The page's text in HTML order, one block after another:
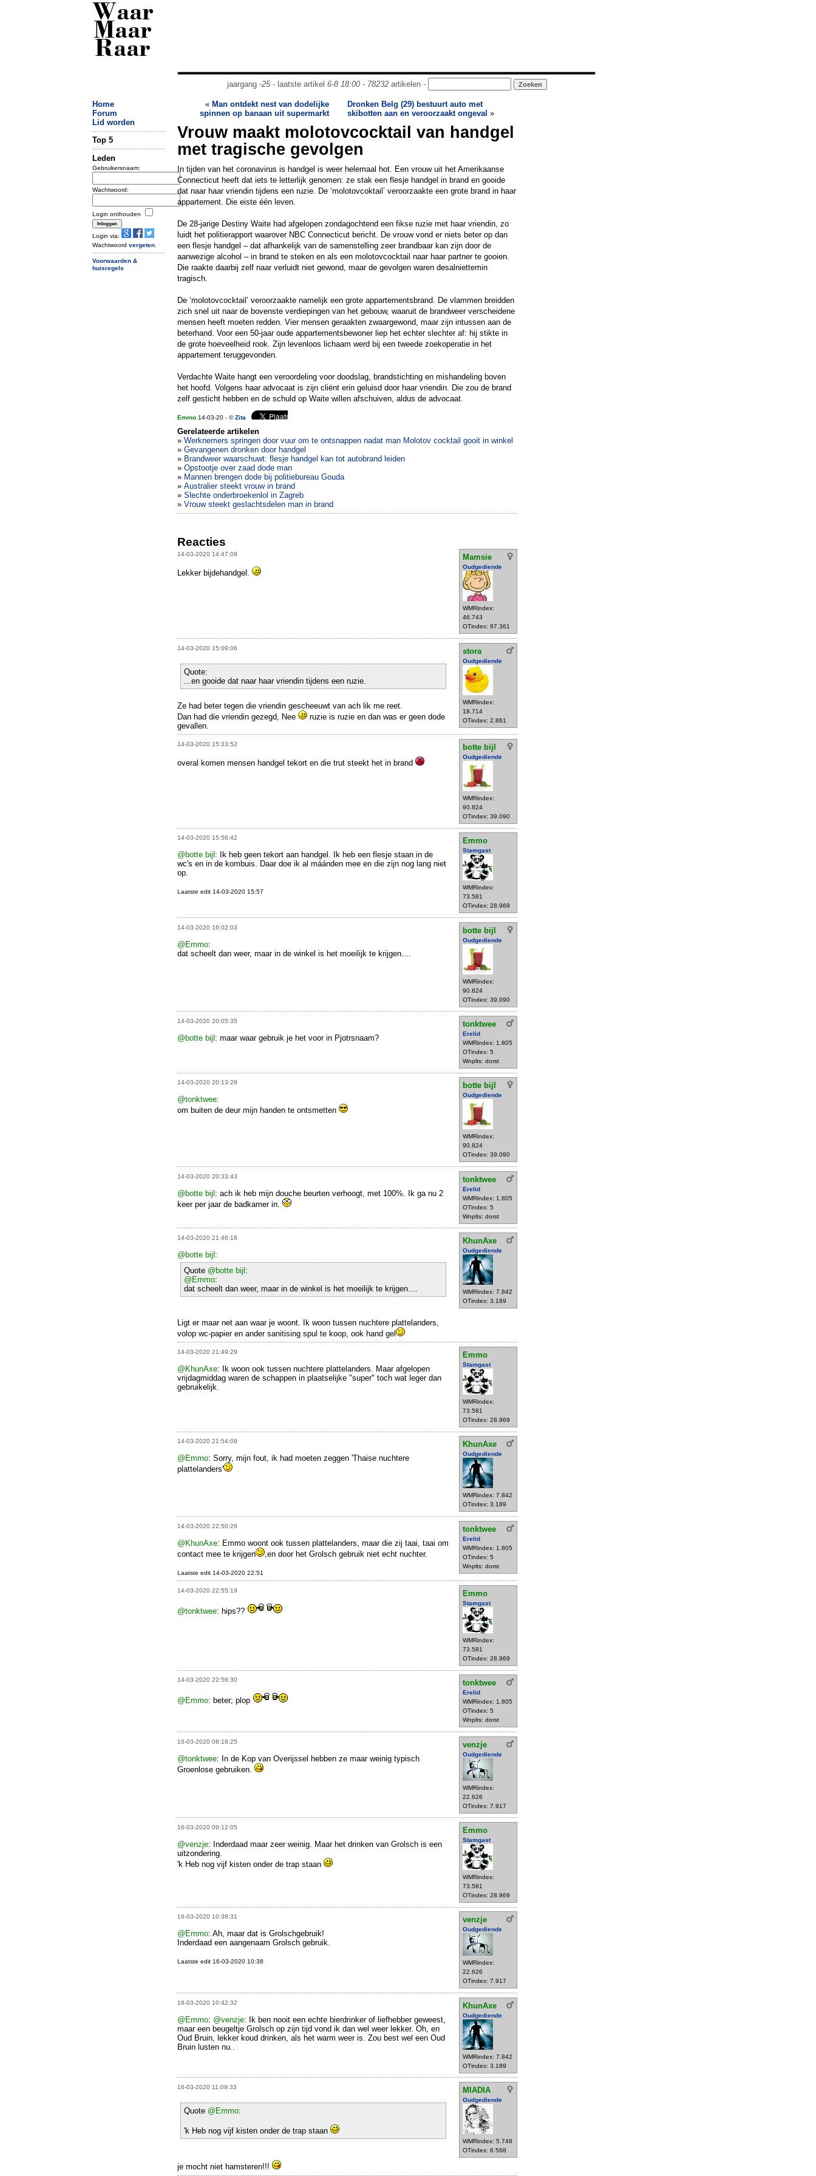
Waar
Maar
Raar
jaargang -25- laatste artikel 6-8 18:00- 78232artikelen -
Home
Forum
Lid worden
Top 5
Leden
Gebruikersnaam:
Wachtwoord:
Login onthouden
Login via:
Wachtwoord vergeten
Voorwaarden &
huisregels
« Man ontdekt nest van dodelijke
spinnen op banaan uit supermarkt
Dronken Belg (29) bestuurt auto met
skibotten aan en veroorzaakt ongeval »
Vrouw maakt molotovcocktail van handgel
met tragische gevolgen
In tijden van het coronavirus is handgel is weer helemaal hot. Een vrouw uit het Amerikaanse
Connecticut heeft dat iets te letterlijk genomen: ze stak een flesje handgel in brand en gooide
dat naar haar vriendin tijdens een ruzie. De ‘molotovcoktail’ veroorzaakte een grote brand in haar
appartement. Die eiste één leven.
De 28-jarige Destiny Waite had afgelopen zondagochtend een fikse ruzie met haar vriendin, zo
luidt het politierapport waarover NBC Connecticut bericht. De vrouw vond er niets beter op dan
een flesje handgel – dat afhankelijk van de samenstelling zeer brandbaar kan zijn door de
aanwezige alcohol – in brand te steken en als een molotovcocktail naar haar partner te gooien.
Die raakte daarbij zelf naar verluidt niet gewond, maar de gevolgen waren desalniettemin
tragisch.
De ‘molotovcocktail’ veroorzaakte namelijk een grote appartementsbrand. De vlammen breidden
zich snel uit naar de bovenste verdiepingen van het gebouw, waaruit de brandweer verscheidene
mensen heeft moeten redden. Vier mensen geraakten zwaargewond, maar zijn intussen aan de
beterhand. Voor een 50-jaar oude appartementsbewoner liep het echter slechter af: hij stikte in
de grote hoeveelheid rook. Zijn levenloos lichaam werd bij een tweede zoekoperatie in het
appartement teruggevonden.
Verdachte Waite hangt een veroordeling voor doodslag, brandstichting en mishandeling boven
het hoofd. Volgens haar advocaat is zijn cliënt erin geluisd door haar vriendin. Die zou de brand
zelf gesticht hebben en de schuld op Waite willen afschuiven, aldus de advocaat.
Emmo 14-03-20 - ©Zita
Gerelateerde artikelen
» Werknemers springen door vuur om te ontsnappen nadat man Molotov cocktail gooit in winkel
» Gevangenen dronken door handgel
» Brandweer waarschuwt: flesje handgel kan tot autobrand leiden
» Opstootje over zaad dode man
» Mannen brengen dode bij politiebureau Gouda
» Australier steekt vrouw in brand
» Slechte onderbroekenlol in Zagreb
» Vrouw steekt geslachtsdelen man in brand
Reacties
14-03-2020 14:47:09 Mamsie
Oudgediende
WMRindex:
46.743
OTindex: 97.361
Lekker bijdehandgel.
14-03-2020 15:09:06 stora
Oudgediende
WMRindex:
18.714
OTindex: 2.861
Quote:
...en gooide dat naar haar vriendin tijdens een ruzie.
Ze had beter tegen die vriendin gescheeuwt van ach lik me reet.
Dan had die vriendin gezegd, Nee
ruzie is ruzie en dan was er geen dode
gevallen.
14-03-2020 15:33:52 botte bijl
Oudgediende
WMRindex:
90.824
OTindex: 39.090
overal komen mensen handgel tekort en die trut steekt het in brand
14-03-2020 15:56:42 Emmo
Stamgast
WMRindex:
73.581
OTindex: 28.969
@botte bijl : Ik heb geen tekort aan handgel. Ik heb een flesje staan in de
wc's en in de kombuis. Daar doe ik al máánden mee en die zijn nog lang niet
op.
Laatste edit 14-03-2020 15:57
14-03-2020 16:02:03 botte bijl
Oudgediende
WMRindex:
90.824
OTindex: 39.090
@Emmo:
dat scheelt dan weer, maar in de winkel is het moeilijk te krijgen....
14-03-2020 20:05:35 tonktwee
Erelid
WMRindex: 1.805
OTindex: 5
Wnplts: dorst
@botte bijl : maar waar gebruik je het voor in Pjotrsnaam?
14-03-2020 20:13:29 botte bijl
Oudgediende
WMRindex:
90.824
OTindex: 39.090
@tonktwee:
om buiten de deur mijn handen te ontsmetten
14-03-2020 20:33:43 tonktwee
Erelid
WMRindex: 1.805
OTindex: 5
Wnplts: dorst
@botte bijl: ach ik heb mijn douche beurten verhoogt, met 100%. Ik ga nu 2
keer per jaar de badkamer in.
14-03-2020 21:46:16 KhunAxe
Oudgediende
WMRindex: 7.842
OTindex: 3.189
@botte bijl :
Quote @botte bijl :
@Emmo:
dat scheelt dan weer, maar in de winkel is het moeilijk te krijgen....
Ligt er maar net aan waar je woont. Ik woon tussen nuchtere plattelanders,
volop wc-papier en ander sanitising spul te koop, ook hand gel
14-03-2020 21:49:29 Emmo
Stamgast
WMRindex:
73.581
OTindex: 28.969
@KhunAxe: Ik woon ook tussen nuchtere plattelanders. Maar afgelopen
vrijdagmiddag waren de schappen in plaatselijke "super" toch wat leger dan
gebruikelijk.
14-03-2020 21:54:09 KhunAxe
Oudgediende
WMRindex: 7.842
OTindex: 3.189
@Emmo: Sorry, mijn fout, ik had moeten zeggen 'Thaise nuchtere
plattelanders'
14-03-2020 22:50:28 tonktwee
Erelid
WMRindex: 1.805
OTindex: 5
Wnplts: dorst
@KhunAxe: Emmo woont ook tussen plattelanders, maar die zij taai, taai om
contact mee te krijgen
,en door het Grolsch gebruik niet echt nuchter.
Laatste edit 14-03-2020 22:51
14-03-2020 22:55:19 Emmo
Stamgast
WMRindex:
73.581
OTindex: 28.969
@tonktwee: hips??
14-03-2020 22:56:30 tonktwee
Erelid
WMRindex: 1.805
OTindex: 5
Wnplts: dorst
@Emmo: beter; plop
16-03-2020 08:16:25 venzje
Oudgediende
WMRindex:
22.626
OTindex: 7.917
@tonktwee: In de Kop van Overijssel hebben ze maar weinig typisch
Groenlose gebruiken.
16-03-2020 09:12:05 Emmo
Stamgast
WMRindex:
73.581
OTindex: 28.969
@venzje: Inderdaad maar zeer weinig. Maar het drinken van Grolsch is een
uitzondering.
'k Heb nog vijf kisten onder de trap staan
16-03-2020 10:38:31 venzje
Oudgediende
WMRindex:
22.626
OTindex: 7.917
@Emmo: Ah, maar dat is Grolschgebruik!
Inderdaad een aangenaam Grolsch gebruik.
Laatste edit 16-03-2020 10:38
16-03-2020 10:42:32 KhunAxe
Oudgediende
WMRindex: 7.842
OTindex: 3.189
@Emmo: @venzje: Ik ben nooit een echte bierdrinker of liefhebber geweest,
maar een beugeltje Grolsch op zijn tijd vond ik dan wel weer lekker. Oh, en
Oud Bruin, lekker koud drinken, als het warm weer is. Zou best wel een Oud
Bruin lusten nu..
16-03-2020 11:09:33 MIADIA
Oudgediende
WMRindex: 5.748
OTindex: 6.568
Quote @Emmo:
'k Heb nog vijf kisten onder de trap staan
je mocht niet hamsteren!!!